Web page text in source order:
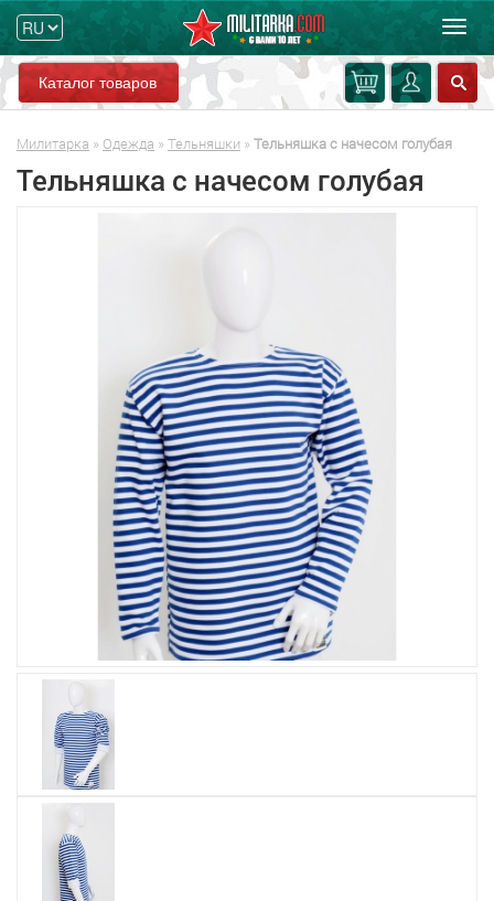
Каталог товаров
Милитарка » Одежда » Тельняшки » Тельняшка с начесом голубая
Тельняшка с начесом голубая